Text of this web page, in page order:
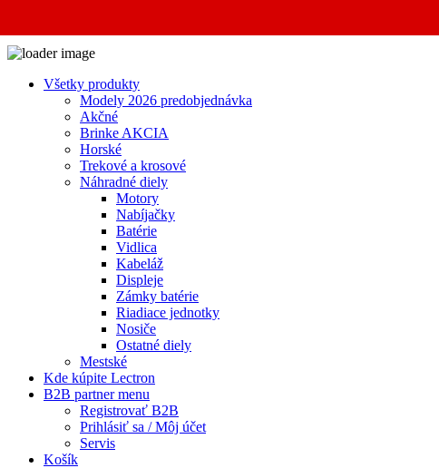
Všetky produkty
Modely 2026 predobjednávka
Akčné
Brinke AKCIA
Horské
Trekové a krosové
Náhradné diely
Motory
Nabíjačky
Batérie
Vidlica
Kabeláž
Displeje
Zámky batérie
Riadiace jednotky
Nosiče
Ostatné diely
Mestské
Kde kúpite Lectron
B2B partner menu
Registrovať B2B
Prihlásiť sa / Môj účet
Servis
Košík